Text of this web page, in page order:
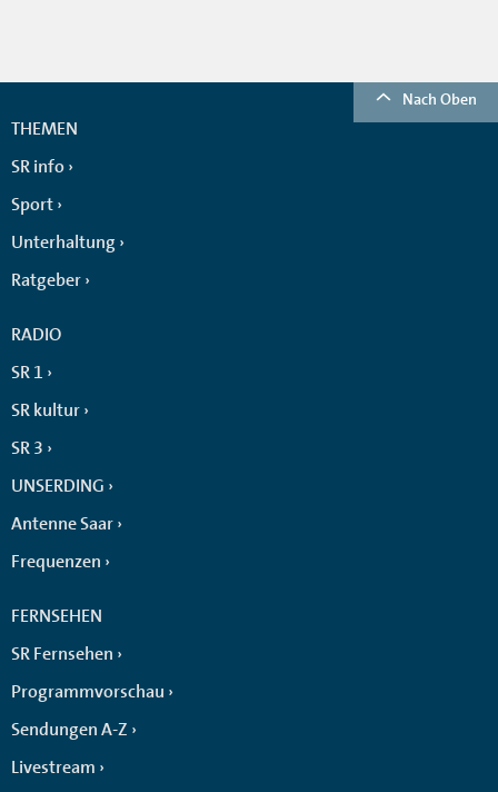
Nach Oben
THEMEN
SR info
Sport
Unterhaltung
Ratgeber
RADIO
SR 1
SR kultur
SR 3
UNSERDING
Antenne Saar
Frequenzen
FERNSEHEN
SR Fernsehen
Programmvorschau
Sendungen A-Z
Livestream